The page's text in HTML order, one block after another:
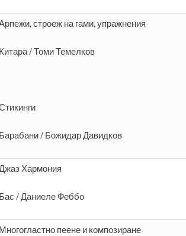
строеж на гами, упражнения
Китара / Томи Темелков
Барабани / Божидар Давидков
Хармония
Бас / Даниеле Феббо
Многогластно пеене и композиране